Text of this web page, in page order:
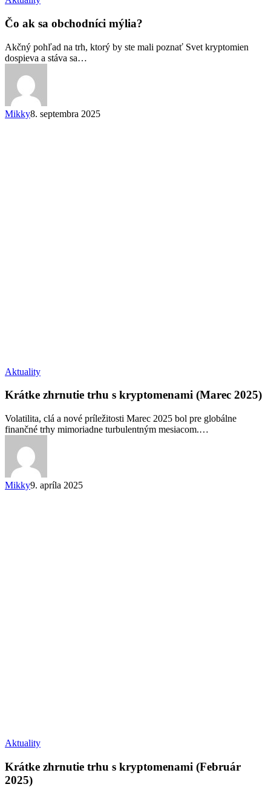
sa
mýlia?
Čo ak sa obchodníci mýlia?
Akčný pohľad na trh, ktorý by ste mali poznať Svet kryptomien
dospieva a stáva sa…
Mikky8. septembra 2025
AktualityKrátke
trhu
kryptomenami
(Marec
2025)
Krátke zhrnutie trhu s kryptomenami (Marec 2025)
Volatilita, clá a nové príležitosti Marec 2025 bol pre globálne
finančné trhy mimoriadne turbulentným mesiacom.…
Mikky9. apríla 2025
AktualityKrátke
trhu
Krátke zhrnutie trhu s kryptomenami (Február
2025)